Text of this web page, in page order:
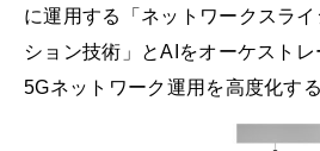
に運用する「ネットワークスラ
ション技術」とAIをオーケストレ
5Gネットワーク運用を高度化する